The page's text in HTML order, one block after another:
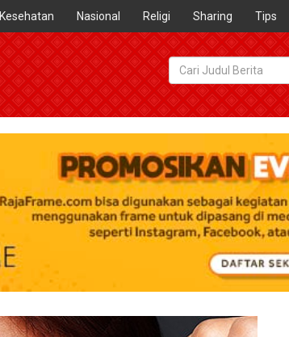
Kesehatan Nasional Religi Sharing Tips